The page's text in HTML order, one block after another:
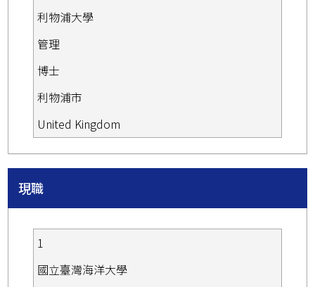
利物浦大學
管理
博士
利物浦市
United Kingdom
現職
1
國立臺灣海洋大學